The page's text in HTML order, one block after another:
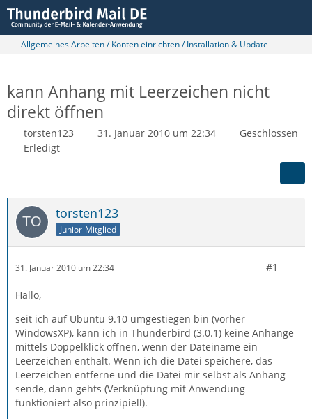
Allgemeines Arbeiten / Konten einrichten / Installation & Update
kann Anhang mit Leerzeichen nicht
direkt öffnen
torsten123 31. Januar 2010 um 22:34
Geschlossen
Erledigt
torsten123
Junior-Mitglied
31. Januar 2010 um 22:34 #1
Hallo,
seit ich auf Ubuntu 9.10 umgestiegen bin (vorher
WindowsXP), kann ich in Thunderbird (3.0.1) keine Anhänge
mittels Doppelklick öffnen, wenn der Dateiname ein
Leerzeichen enthält. Wenn ich die Datei speichere, das
Leerzeichen entferne und die Datei mir selbst als Anhang
sende, dann gehts (Verknüpfung mit Anwendung
funktioniert also prinzipiell).